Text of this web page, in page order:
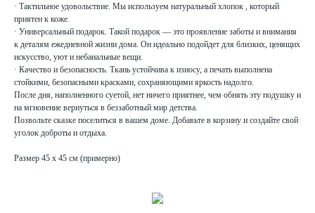
· Тактильное удовольствие. Мы используем натуральный хлопок , который
приятен к коже.
· Универсальный подарок. Такой подарок — это проявление заботы и внимания
к деталям ежедневной жизни дома. Он идеально подойдет для близких, ценящих
искусство, уют и небанальные вещи.
· Качество и безопасность. Ткань устойчива к износу, а печать выполнена
стойкими, безопасными красками, сохраняющими яркость надолго.
После дня, наполненного суетой, нет ничего приятнее, чем обнять эту подушку и
на мгновение вернуться в беззаботный мир детства.
Позвольте сказке поселиться в вашем доме. Добавьте в корзину и создайте свой
уголок доброты и отдыха.
Размер 45 х 45 см (примерно)